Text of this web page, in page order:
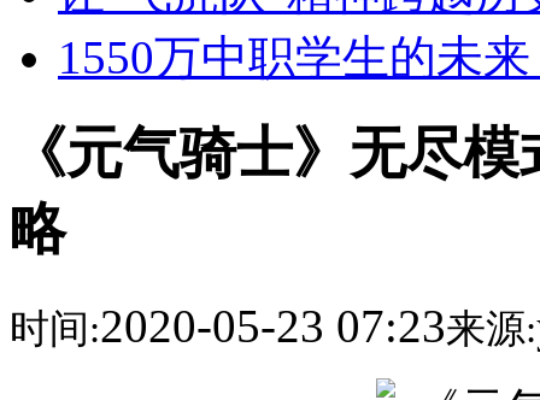
1550万中职学生的未
《元气骑士》无尽
略
时间:2020-05-23 07:23来源: